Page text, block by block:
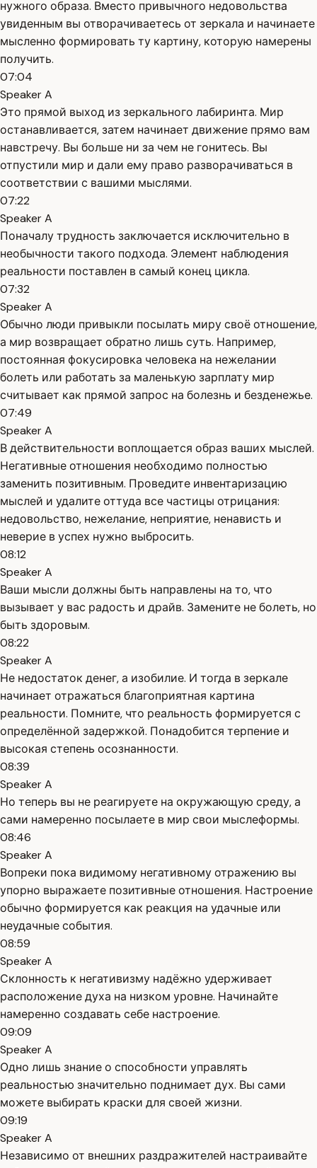
нужного образа. Вместо привычного недовольства
увиденным вы отворачиваетесь от зеркала и начинаете
мысленно формировать ту картину, которую намерены
получить.
07:04
Speaker A
Это прямой выход из зеркального лабиринта. Мир
останавливается, затем начинает движение прямо вам
навстречу. Вы больше ни за чем не гонитесь. Вы
отпустили мир и дали ему право разворачиваться в
соответствии с вашими мыслями.
07:22
Speaker A
Поначалу трудность заключается исключительно в
необычности такого подхода. Элемент наблюдения
реальности поставлен в самый конец цикла.
07:32
Speaker A
Обычно люди привыкли посылать миру своё отношение,
а мир возвращает обратно лишь суть. Например,
постоянная фокусировка человека на нежелании
болеть или работать за маленькую зарплату мир
считывает как прямой запрос на болезнь и безденежье.
07:49
Speaker A
В действительности воплощается образ ваших мыслей.
Негативные отношения необходимо полностью
заменить позитивным. Проведите инвентаризацию
мыслей и удалите оттуда все частицы отрицания:
недовольство, нежелание, неприятие, ненависть и
неверие в успех нужно выбросить.
08:12
Speaker A
Ваши мысли должны быть направлены на то, что
вызывает у вас радость и драйв. Замените не болеть, но
быть здоровым.
08:22
Speaker A
Не недостаток денег, а изобилие. И тогда в зеркале
начинает отражаться благоприятная картина
реальности. Помните, что реальность формируется с
определённой задержкой. Понадобится терпение и
высокая степень осознанности.
08:39
Speaker A
Но теперь вы не реагируете на окружающую среду, а
сами намеренно посылаете в мир свои мыслеформы.
08:46
Speaker A
Вопреки пока видимому негативному отражению вы
упорно выражаете позитивные отношения. Настроение
обычно формируется как реакция на удачные или
неудачные события.
08:59
Speaker A
Склонность к негативизму надёжно удерживает
расположение духа на низком уровне. Начинайте
намеренно создавать себе настроение.
09:09
Speaker A
Одно лишь знание о способности управлять
реальностью значительно поднимает дух. Вы сами
можете выбирать краски для своей жизни.
09:19
Speaker A
Независимо от внешних раздражителей настраивайте